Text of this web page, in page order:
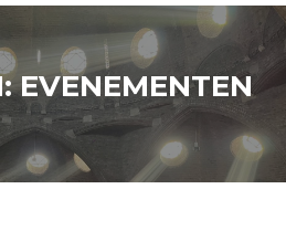
EVENEMENTEN